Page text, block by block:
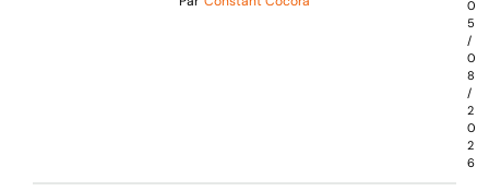
0
5
/
0
8
/
2
0
2
6